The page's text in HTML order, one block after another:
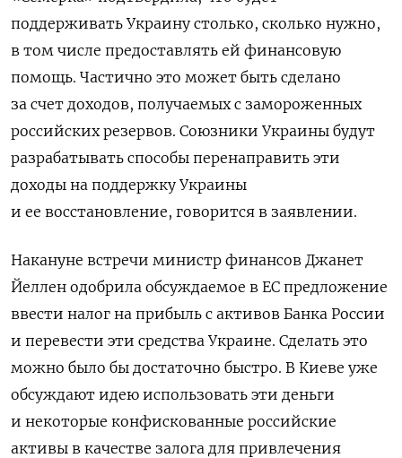
поддерживать Украину столько, сколько нужно,
в том числе предоставлять ей финансовую
помощь. Частично это может быть сделано
за счет доходов, получаемых с замороженных
российских резервов. Союзники Украины будут
разрабатывать способы перенаправить эти
доходы на поддержку Украины
и ее восстановление, говорится в заявлении.
Накануне встречи министр финансов Джанет
Йеллен одобрила обсуждаемое в ЕС предложение
ввести налог на прибыль с активов Банка России
и перевести эти средства Украине. Сделать это
можно было бы достаточно быстро. В Киеве уже
обсуждают идею использовать эти деньги
и некоторые конфискованные российские
активы в качестве залога для привлечения